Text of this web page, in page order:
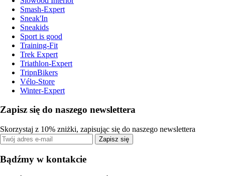
Smash-Expert
Sneak'In
Sneakids
Sport is good
Training-Fit
Trek Expert
Triathlon-Expert
TripnBikers
Vélo-Store
Winter-Expert
Zapisz się do naszego newslettera
Skorzystaj z 10% zniżki, zapisując się do naszego newslettera
Zapisz się
Bądźmy w kontakcie